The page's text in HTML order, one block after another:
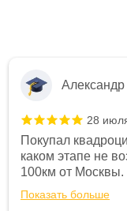
Александр
28
Покупал
каком этапе не
100км от Москвы.
спидометре
постоянно были
Показать больше